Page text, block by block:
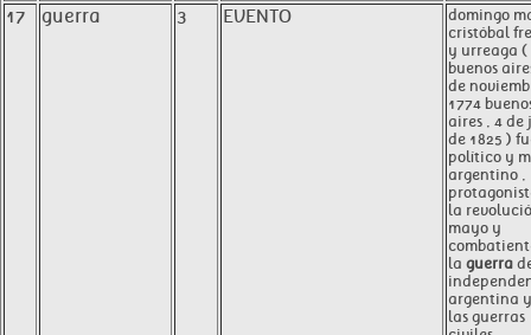
17 guerra 3 EVENTO
domingo
cristóbal
y urreaga (
buenos
de
1774
aires , 4 de
de 1825 )
político y
argentino ,
la
mayo y
la guerra
argentina
las guerras